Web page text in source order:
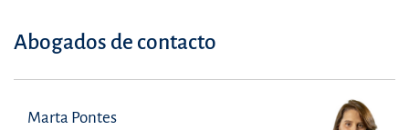
Abogados de contacto
Marta Pontes